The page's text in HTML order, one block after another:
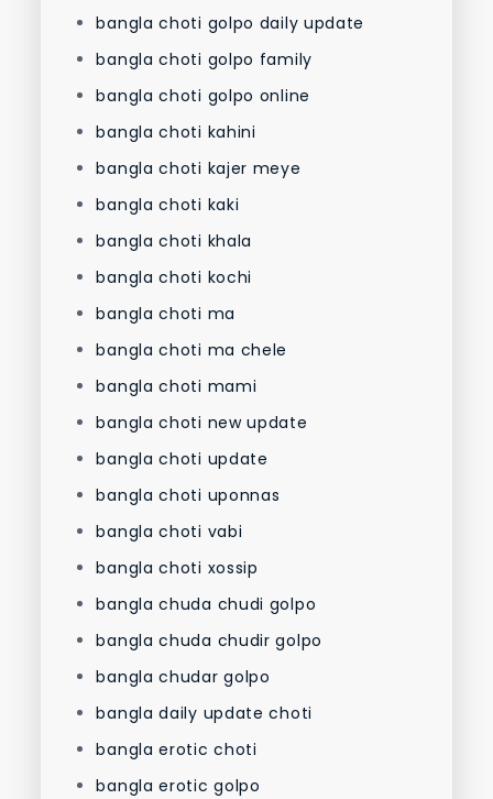
bangla choti golpo daily update
bangla choti golpo family
bangla choti golpo online
bangla choti kahini
bangla choti kajer meye
bangla choti kaki
bangla choti khala
bangla choti kochi
bangla choti ma
bangla choti ma chele
bangla choti mami
bangla choti new update
bangla choti update
bangla choti uponnas
bangla choti vabi
bangla choti xossip
bangla chuda chudi golpo
bangla chuda chudir golpo
bangla chudar golpo
bangla daily update choti
bangla erotic choti
bangla erotic golpo